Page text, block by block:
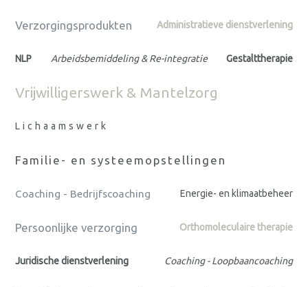
Verzorgingsprodukten Administratieve dienstverlening
NLP Arbeidsbemiddeling & Re-integratie Gestalttherapie
Vrijwilligerswerk & Mantelzorg
Lichaamswerk
Familie- en systeemopstellingen
Coaching - Bedrijfscoaching Energie- en klimaatbeheer
Persoonlijke verzorging Orthomoleculaire therapie
Juridische dienstverlening Coaching - Loopbaancoaching